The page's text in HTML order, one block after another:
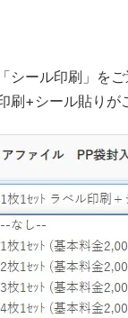
ール印刷」をご
刷+シール貼りが